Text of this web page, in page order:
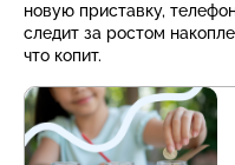
новую приставку,
следит за ростом
что копит.